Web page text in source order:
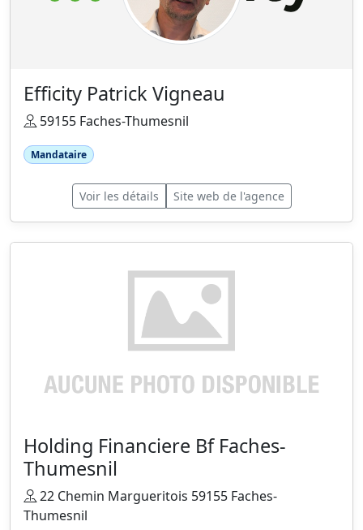
Efficity Patrick Vigneau
59155 Faches-Thumesnil
Mandataire
Voir les détails Site web de l'agence
Holding Financiere Bf Faches-
Thumesnil
22 Chemin Margueritois 59155 Faches-
Thumesnil